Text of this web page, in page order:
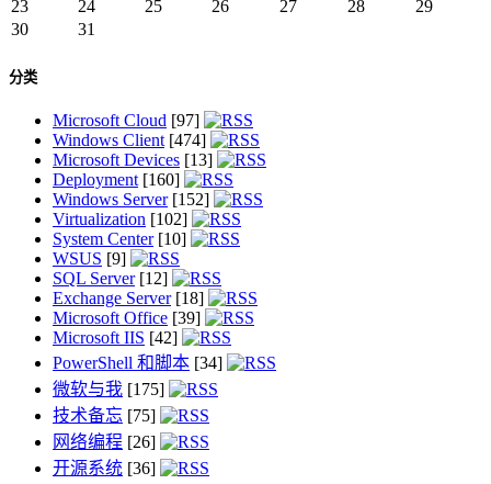
23
24 25 26 27 28
29
30
31
分类
Microsoft Cloud [97]
Windows Client[474]
Microsoft Devices [13]
Deployment[160]
Windows Server[152]
Virtualization [102]
System Center[10]
WSUS [9]
SQL Server[12]
Exchange Server[18]
Microsoft Office [39]
Microsoft IIS [42]
PowerShell 和脚本 [34]
微软与我 [175]
技术备忘 [75]
网络编程 [26]
开源系统 [36]